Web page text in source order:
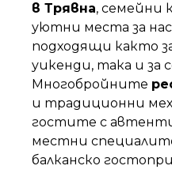
в Трявна, семейни
уютни места за
подходящи както
уикенди, така и за
Многобройните
и традиционни
гостите с
местни
балканско